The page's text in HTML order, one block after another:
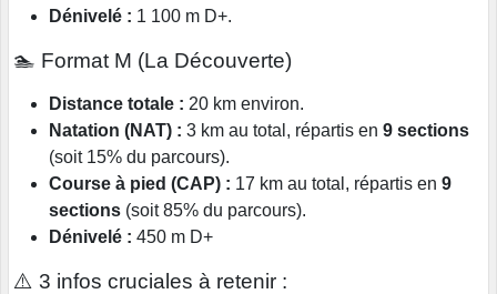
Dénivelé : 1 100 m D+.
🏊 Format M (La Découverte)
Distance totale : 20 km environ.
Natation (NAT) : 3 km au total, répartis en 9 sections
(soit 15% du parcours).
Course à pied (CAP) : 17 km au total, répartis en 9
sections (soit 85% du parcours).
Dénivelé : 450 m D+
⚠️ 3 infos cruciales à retenir :